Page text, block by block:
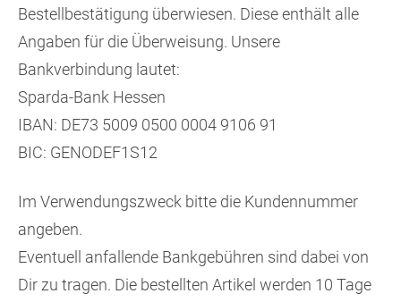
Bestellbestätigung überwiesen. Diese enthält alle
Angaben für die Überweisung. Unsere
Bankverbindung lautet:
Sparda-Bank Hessen
IBAN: DE73 5009 0500 0004 9106 91
BIC: GENODEF1S12
Im Verwendungszweck bitte die Kundennummer
angeben.
Eventuell anfallende Bankgebühren sind dabei von
Dir zu tragen. Die bestellten Artikel werden 10 Tage